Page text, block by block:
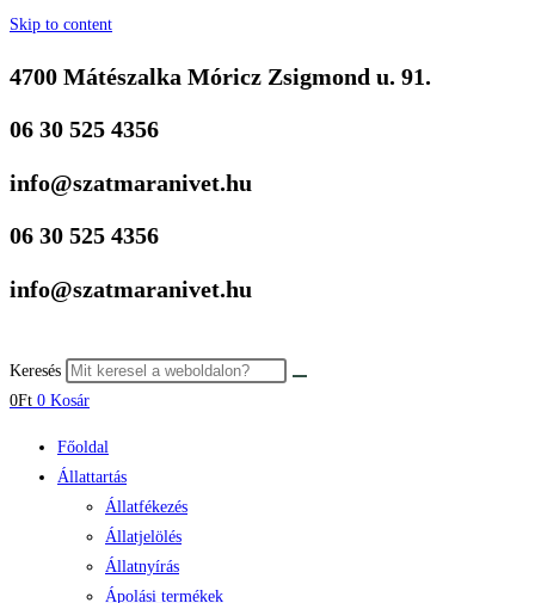
Skip to content
4700 Mátészalka Móricz Zsigmond u. 91.
06 30 525 4356
info@szatmaranivet.hu
06 30 525 4356
info@szatmaranivet.hu
Keresés
0Ft 0 Kosár
Főoldal
Állattartás
Állatfékezés
Állatjelölés
Állatnyírás
Ápolási termékek